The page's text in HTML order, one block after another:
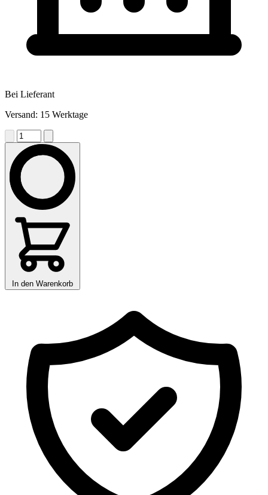
Bei Lieferant
Versand: 15 Werktage
In den Warenkorb